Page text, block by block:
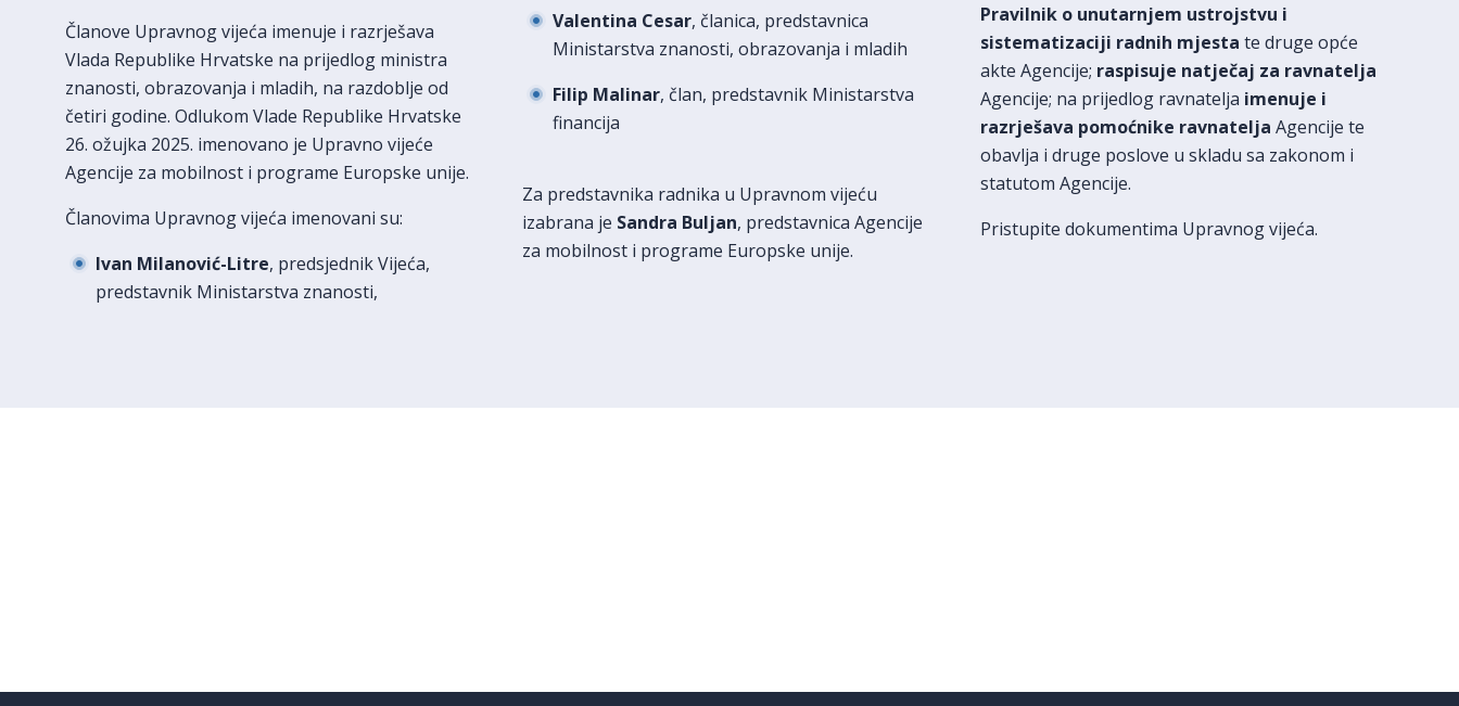
Članove Upravnog vijeća imenuje i razrješava
Vlada Republike Hrvatske na prijedlog ministra
znanosti, obrazovanja i mladih, na razdoblje od
četiri godine. Odlukom Vlade Republike Hrvatske
26. ožujka 2025. imenovano je Upravno vijeće
Agencije za mobilnost i programe Europske unije.
Članovima Upravnog vijeća imenovani su:
Ivan Milanović-Litre, predsjednik Vijeća,
predstavnik Ministarstva znanosti,
Valentina Cesar, članica, predstavnica
Ministarstva znanosti, obrazovanja i mladih
Filip Malinar, član, predstavnik Ministarstva
financija
Za predstavnika radnika u Upravnom vijeću
izabrana je Sandra Buljan, predstavnica Agencije
za mobilnost i programe Europske unije.
Pravilnik o unutarnjem ustrojstvu i
sistematizaciji radnih mjesta te druge opće
akte Agencije; raspisuje natječaj za ravnatelja
Agencije; na prijedlog ravnatelja imenuje i
razrješava pomoćnike ravnatelja Agencije te
obavlja i druge poslove u skladu sa zakonom i
statutom Agencije.
Pristupite dokumentima Upravnog vijeća.